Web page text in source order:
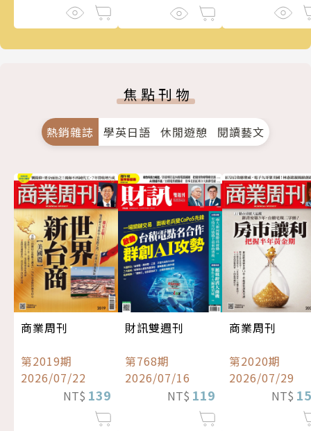
焦點刊物
熱銷雜誌 學英日語 休閒遊憩 閱讀藝文
商業周刊
第2019期
2026/07/22
NT$ 139
財訊雙週刊
第768期
2026/07/16
NT$ 119
商業周刊
第2020期
2026/07/29
NT$